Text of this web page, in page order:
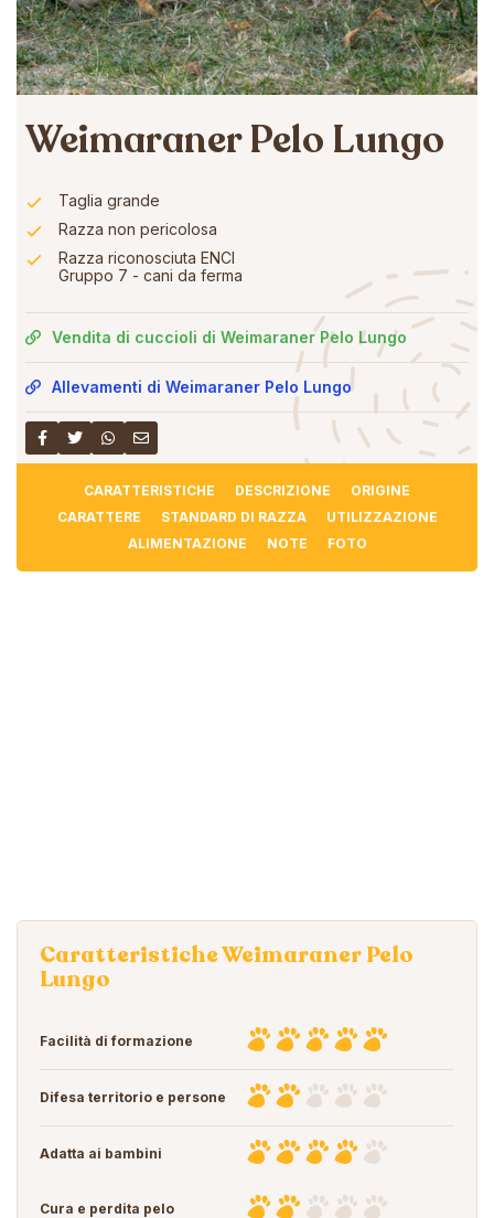
Weimaraner Pelo Lungo
Taglia grande
Razza non pericolosa
Razza riconosciuta ENCI
Gruppo 7 - cani da ferma
Vendita di cuccioli di Weimaraner Pelo Lungo
Allevamenti di Weimaraner Pelo Lungo
CARATTERISTICHE DESCRIZIONE
ORIGINE
CARATTERE
STANDARD DI RAZZA
UTILIZZAZIONE
ALIMENTAZIONE
NOTE FOTO
Caratteristiche Weimaraner Pelo
Lungo
Facilità di formazione
Difesa territorio e persone
Adatta ai bambini
Cura e perdita pelo